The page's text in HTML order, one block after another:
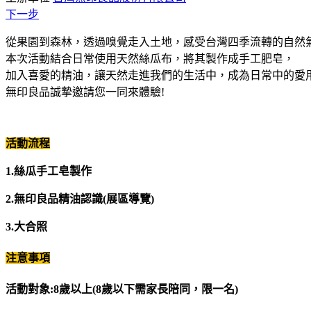
下一步
從果園到森林，透過嗅覺走入土地，感受台灣四季流轉的自然
本次活動結合日常使用天然絲瓜布，將其製作成手工肥皂，
加入喜愛的精油，讓天然走進我們的生活中，成為日常中的愛
無印良品誠摯邀請您一同來體驗!
活動流程
1.絲瓜手工皂製作
2.無印良品精油認識(展區導覽)
3.大合照
注意事項
活動對象:8歲以上(8歲以下需家長陪同，限一名)